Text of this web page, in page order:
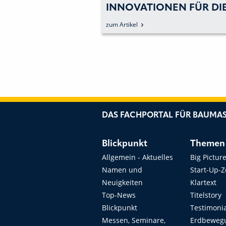
INNOVATIONEN FÜR
zum Artikel
DAS FACHPORTAL FÜR
Blickpunkt
Allgemein - Aktuelles
Namen und
Neuigkeiten
Top-News
Blickpunkt
Messen, Seminare,
Themen
Big Picture
Start-Up-
Klartext
Titelstory